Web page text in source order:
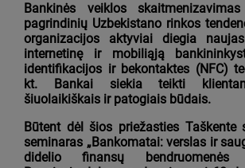
Bankinės veiklos
pagrindinių Uzbekistano rinkos
organizacijos aktyviai diegia
internetinę ir mobiliąją
identifikacijos ir bekontaktes (NFC)
kt. Bankai siekia teikti
šiuolaikiškais ir patogiais būdais.
Būtent dėl šios priežasties Taškente
seminaras „Bankomatai: verslas ir
didelio finansų bendruomenės